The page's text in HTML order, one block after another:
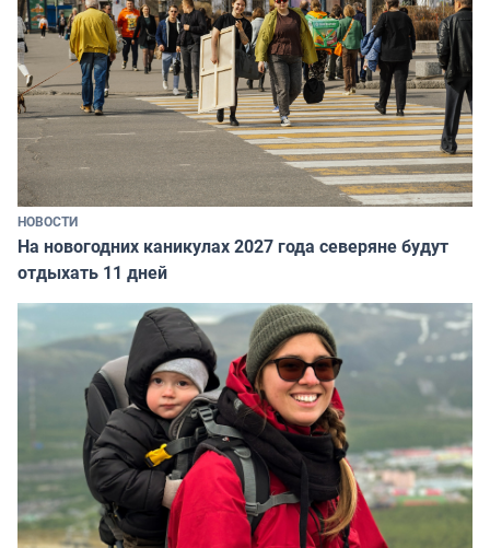
НОВОСТИ
На новогодних каникулах 2027 года северяне будут
отдыхать 11 дней